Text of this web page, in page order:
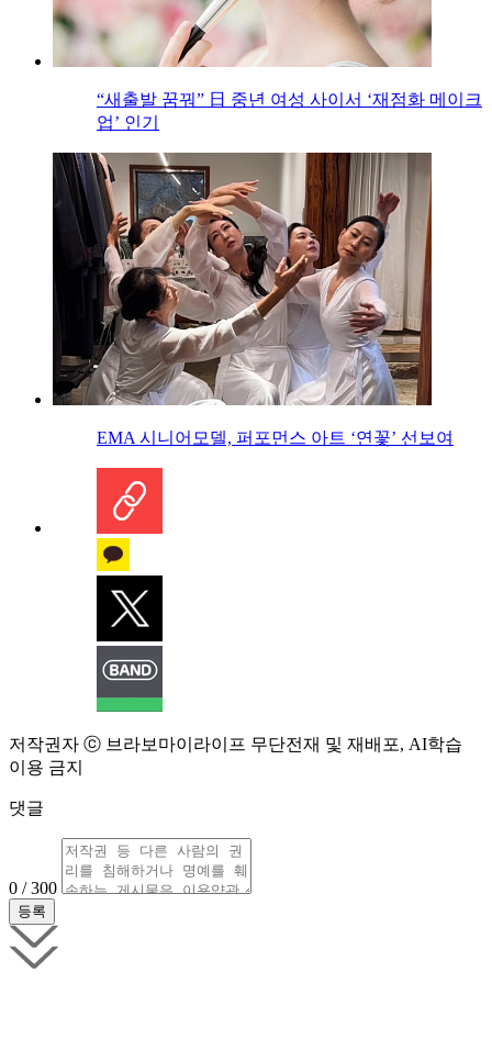
“새출발 꿈꿔” 日 중년 여성 사이서 ‘재점화 메이크
업’ 인기
EMA 시니어모델, 퍼포먼스 아트 ‘연꽃’ 선보여
저작권자 ⓒ 브라보마이라이프 무단전재 및 재배포, AI학습
이용 금지
댓글
0 / 300